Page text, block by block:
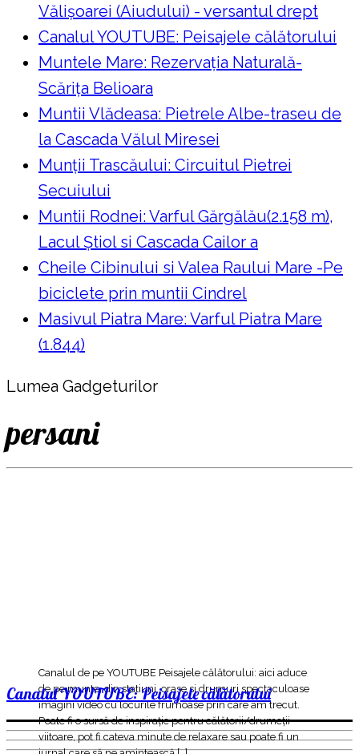
Vălișoarei (Aiudului) - versantul drept
Canalul YOUTUBE: Peisajele călătorului
Muntele Mare: Rezervaţia Naturală-
Scăriţa Belioara
Muntii Vlădeasa: Pietrele Albe-traseu de
la Cascada Vălul Miresei
Munții Trascăului: Circuitul Pietrei
Secuiului
Muntii Rodnei: Varful Gărgălău(2.158 m),
Lacul Ştiol si Cascada Cailor a
Cheile Cibinului si Valea Raului Mare -Pe
biciclete prin muntii Cindrel
Masivul Piatra Mare: Varful Piatra Mare
(1.844)
Lumea Gadgeturilor
persani
Canalul de pe YOUTUBE Peisajele călătorului: aici aduce
de pe munte, din statiuni, orase si drumuri spectaculoase
imagini video cu locurile frumoase prin care am trecut.
Poate fi o sursă de inspirație pentru călătorii/drumeții
viitoare, pot fi cateva minute de relaxare sau poate fi un
Canalul YOUTUBE: Peisajele călătorului